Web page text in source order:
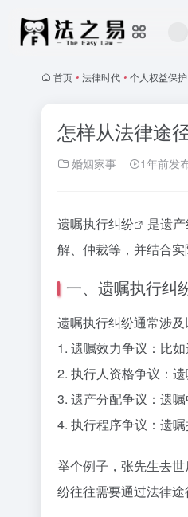
首页 • 法律时代 • 个人权益保护
怎样从法律途
婚姻家事 1年前发
遗嘱执行纠纷 是遗
解、仲裁等，并结合
一、遗嘱执行纠
遗嘱执行纠纷通常涉及
1. 遗嘱效力争议：比
2. 执行人资格争议：
3. 遗产分配争议：遗
4. 执行程序争议：遗
举个例子，张先生去
纷往往需要通过法律途